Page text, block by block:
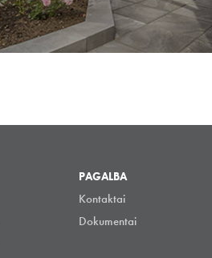
PAGALBA
Kontaktai
Dokumentai